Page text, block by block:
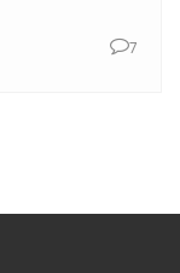
का मुख्य सचेतक7